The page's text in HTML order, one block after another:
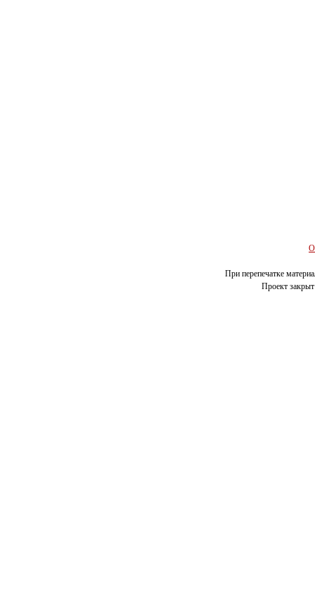
О
При перепечатке
Проект закрыт